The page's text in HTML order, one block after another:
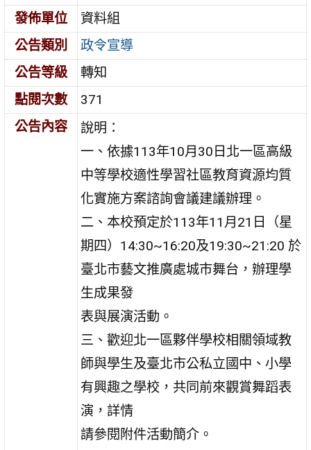
發佈單位
資料組
公告類別
政令宣導
公告等級
轉知
點閱次數
371
公告內容
說明：
一、依據113年10月30日北一區高級
中等學校適性學習社區教育資源均質
化實施方案諮詢會議建議辦理。
二、本校預定於113年11月21日（星
期四）14:30~16:20及19:30~21:20 於
臺北市藝文推廣處城市舞台，辦理學
生成果發
表與展演活動。
三、歡迎北一區夥伴學校相關領域教
師與學生及臺北市公私立國中、小學
有興趣之學校，共同前來觀賞舞蹈表
演，詳情
請參閱附件活動簡介。